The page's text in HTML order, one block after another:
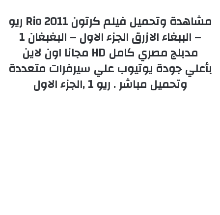
مشاهدة وتحميل فيلم كرتون Rio 2011 ريو
– الببغاء الازرق الجزء الاول – البغبغان 1
مدبلج مصري كامل HD مجانا اون لاين
بأعلي جودة يوتيوب علي سيرفرات متعددة
وتحميل مباشر . ريو 1 ,الجزء الاول